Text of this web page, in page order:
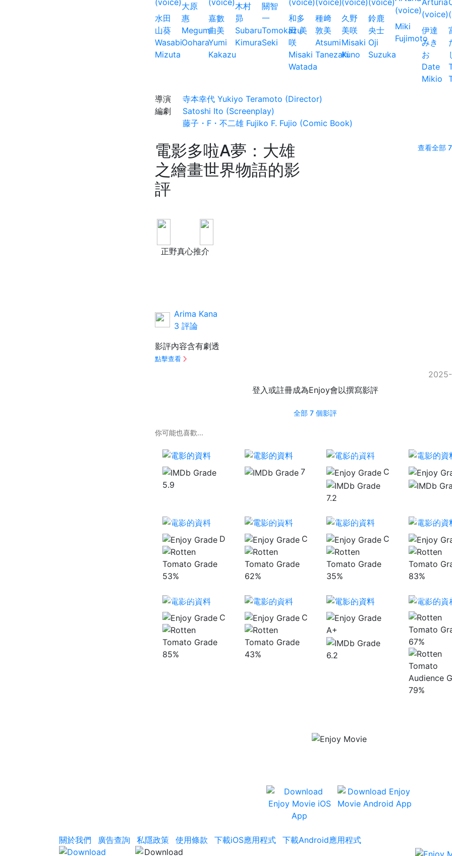
水田
山葵
Wasabi
Mizuta
大原
惠
Megumi
Oohara
嘉數
由美
Yumi
Kakazu
木村
昴
Subaru
Kimura
關智
一
Tomokazu
Seki
和多
田 美
咲
Misaki
Watada
種﨑
敦美
Atsumi
Tanezaki
久野
美咲
Misaki
Kuno
鈴鹿
央士
Oji
Suzuka
Miki
Fujimoto
伊達
みき
お
Date
Mikio
導演
寺本幸代 Yukiyo Teramoto (Director)
編劇
Satoshi Ito (Screenplay)
藤子・F・不二雄 Fujiko F. Fujio (Comic Book)
電影多啦A夢：大雄
之繪畫世界物語的影
評
查看全部
正野真心推介
Arima Kana
3 評論
影評內容含有劇透
點擊查看
登入或註冊成為Enjoy會以撰寫影評
全部 7 個影評
你可能也喜歡...
僕は妹に恋をす
る
5.9
館
7
~7人之魔法使~
C
7.2
使們～
無敵安樂窩
D
53%
3：怪獸旅行團
C
62%
鯊膽大話王
C
35%
長毛雪寶
83%
無敵貓劍俠
C
85%
太空也入樽
C
43%
小小夜曲
A+
6.2
海岬的迷
67%
79%
關於我們 廣告查詢 私隱政策 使用條款 下載iOS應用程式 下載Android應用程式